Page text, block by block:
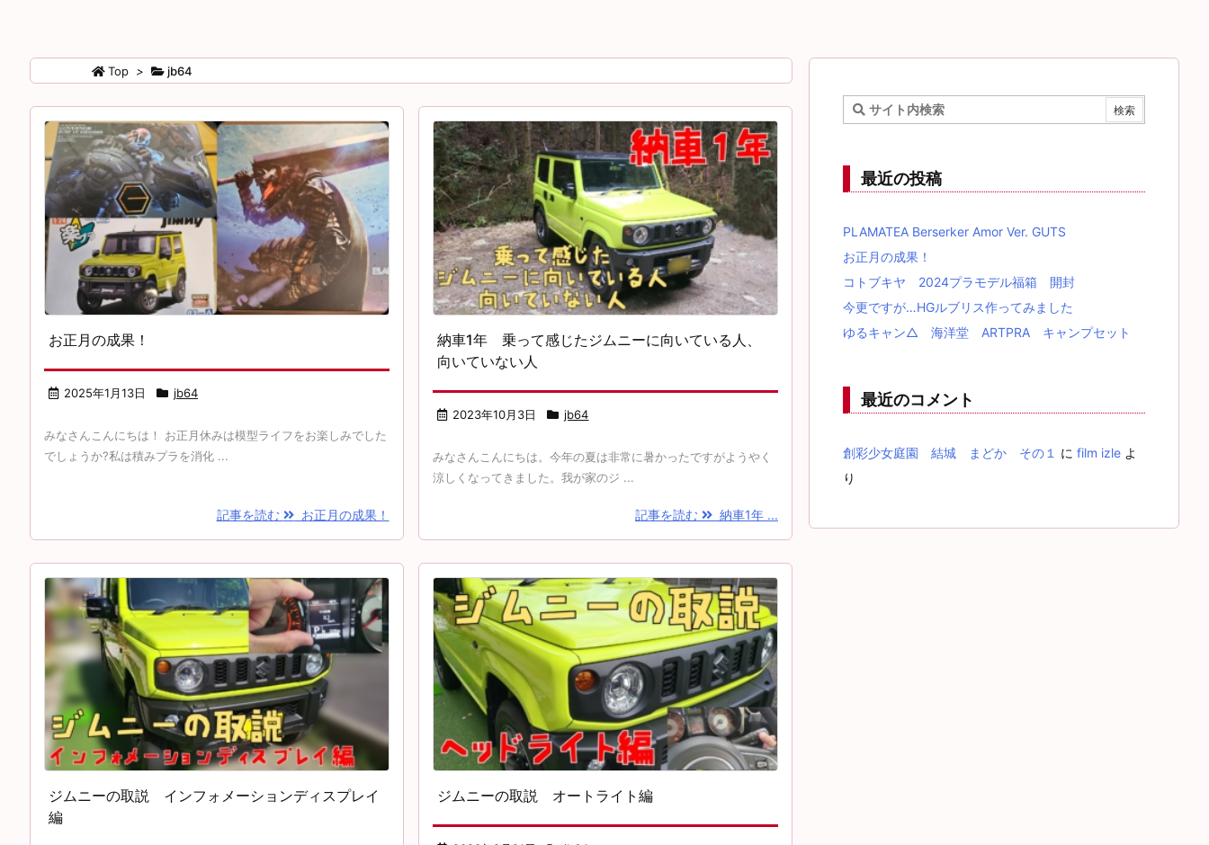
Top > jb64
お正月の成果！
2025年1月13日 jb64
みなさんこんにちは！ お正月休みは模型ライフをお楽しみでした
でしょうか?私は積みプラを消化 ...
記事を読む お正月の成果！
納車1年 乗って感じたジムニーに向いている人、
向いていない人
2023年10月3日 jb64
みなさんこんにちは。今年の夏は非常に暑かったですがようやく
涼しくなってきました。我が家のジ ...
記事を読む 納車1年 ...
ジムニーの取説 インフォメーションディスプレイ
編
ジムニーの取説 オートライト編
最近の投稿
PLAMATEA Berserker Amor Ver. GUTS
お正月の成果！
コトブキヤ 2024プラモデル福箱 開封
今更ですが…HGルブリス作ってみました
ゆるキャン△ 海洋堂 ARTPRA キャンプセット
最近のコメント
創彩少女庭園 結城 まどか その１ に film izle よ
り